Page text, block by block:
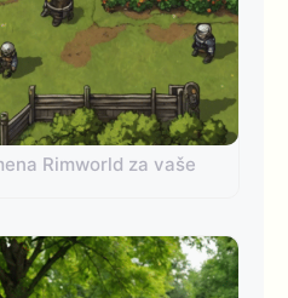
Rimworld za vaše